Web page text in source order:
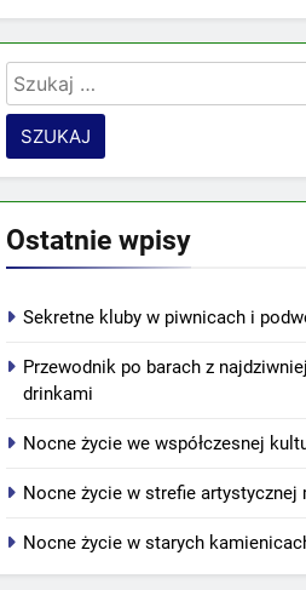
Szukaj:
Ostatnie wpisy
Sekretne kluby w piwnicach i
Przewodnik po barach z
drinkami
Nocne życie we współczesnej
Nocne życie w strefie artystycznej
Nocne życie w starych